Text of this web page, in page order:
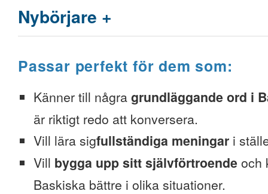
Nybörjare +
Passar perfekt för dem som:
Känner till några grundläggande ord i
är riktigt redo att konversera.
Vill lära sigfullständiga meningar i
Vill bygga upp sitt självförtroende och
Baskiska bättre i olika situationer.